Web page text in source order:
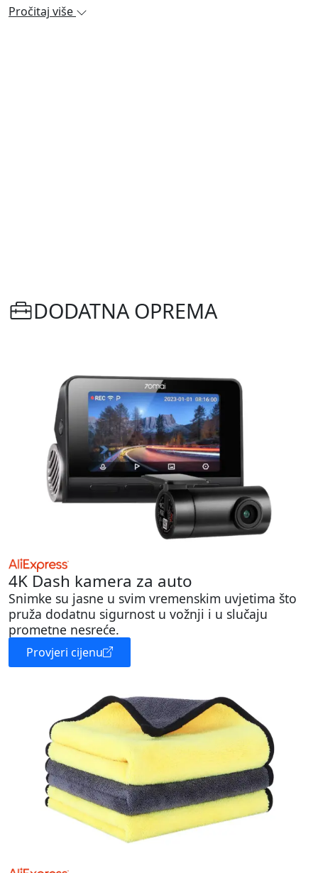
Pročitaj više
DODATNA OPREMA
4K Dash kamera za auto
Snimke su jasne u svim vremenskim uvjetima što
pruža dodatnu sigurnost u vožnji i u slučaju
prometne nesreće.
Provjeri cijenu